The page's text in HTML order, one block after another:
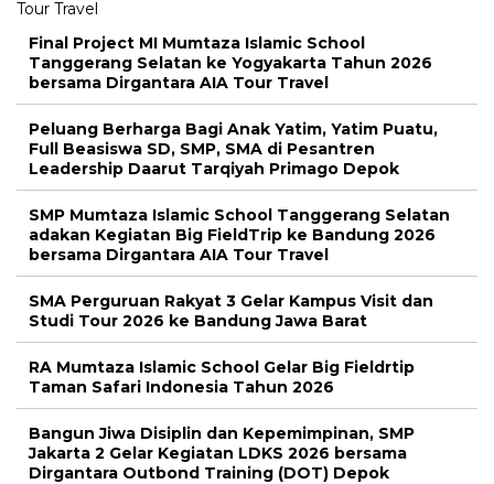
Final Project MI Mumtaza Islamic School
Tanggerang Selatan ke Yogyakarta Tahun 2026
bersama Dirgantara AIA Tour Travel
Peluang Berharga Bagi Anak Yatim, Yatim Puatu,
Full Beasiswa SD, SMP, SMA di Pesantren
Leadership Daarut Tarqiyah Primago Depok
SMP Mumtaza Islamic School Tanggerang Selatan
adakan Kegiatan Big FieldTrip ke Bandung 2026
bersama Dirgantara AIA Tour Travel
SMA Perguruan Rakyat 3 Gelar Kampus Visit dan
Studi Tour 2026 ke Bandung Jawa Barat
RA Mumtaza Islamic School Gelar Big Fieldrtip
Taman Safari Indonesia Tahun 2026
Bangun Jiwa Disiplin dan Kepemimpinan, SMP
Jakarta 2 Gelar Kegiatan LDKS 2026 bersama
Dirgantara Outbond Training (DOT) Depok